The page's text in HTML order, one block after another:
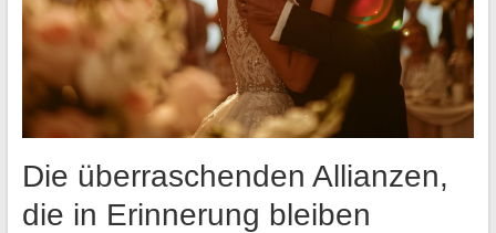
Die überraschenden Allianzen,
die in Erinnerung bleiben